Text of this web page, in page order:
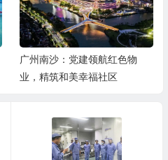
广州南沙：党建领航红色物
业，精筑和美幸福社区